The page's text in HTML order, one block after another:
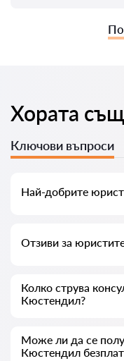
Хората
Ключови въпроси
Най-добрите
с пълна информация.
Отзиви за
юристите, не изтриваме
възможност за
Колко струва
Кюстендил?
нагоре (цените могат
сложността на въпроса
Може ли да се
Кюстендил